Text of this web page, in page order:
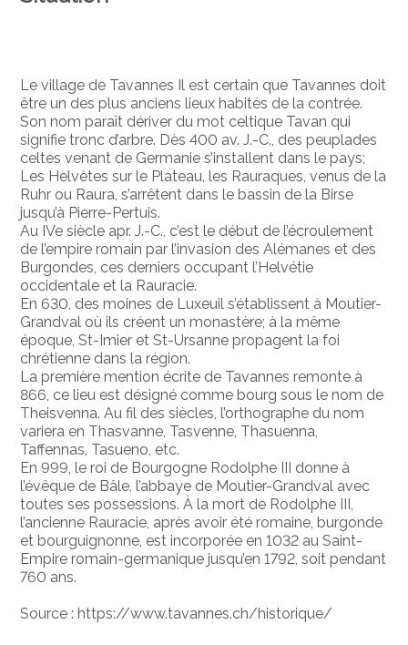
Le village de Tavannes Il est certain que Tavannes doit
être un des plus anciens lieux habités de la contrée.
Son nom paraît dériver du mot celtique Tavan qui
signifie tronc d’arbre. Dès 400 av. J.-C., des peuplades
celtes venant de Germanie s’installent dans le pays;
Les Helvètes sur le Plateau, les Rauraques, venus de la
Ruhr ou Raura, s’arrêtent dans le bassin de la Birse
jusqu’à Pierre-Pertuis.
Au IVe siècle apr. J.-C., c’est le début de l’écroulement
de l’empire romain par l’invasion des Alémanes et des
Burgondes, ces derniers occupant l’Helvétie
occidentale et la Rauracie.
En 630, des moines de Luxeuil s’établissent à Moutier-
Grandval où ils créent un monastère; à la même
époque, St-Imier et St-Ursanne propagent la foi
chrétienne dans la région.
La première mention écrite de Tavannes remonte à
866, ce lieu est désigné comme bourg sous le nom de
Theisvenna. Au fil des siècles, l’orthographe du nom
variera en Thasvanne, Tasvenne, Thasuenna,
Taffennas, Tasueno, etc.
En 999, le roi de Bourgogne Rodolphe III donne à
l’évêque de Bâle, l’abbaye de Moutier-Grandval avec
toutes ses possessions. À la mort de Rodolphe III,
l’ancienne Rauracie, après avoir été romaine, burgonde
et bourguignonne, est incorporée en 1032 au Saint-
Empire romain-germanique jusqu’en 1792, soit pendant
760 ans.
Source : https://www.tavannes.ch/historique/